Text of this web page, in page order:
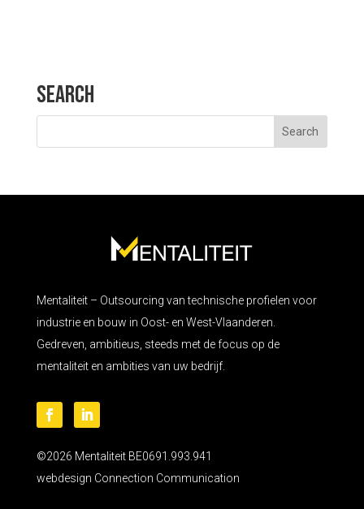
Search
Mentaliteit – Outsourcing van technische profielen voor
industrie en bouw in Oost- en West-Vlaanderen.
Gedreven, ambitieus, steeds met de focus op de
mentaliteit en ambities van uw bedrijf.
©2026 Mentaliteit BE0691.993.941
webdesign Connection Communication